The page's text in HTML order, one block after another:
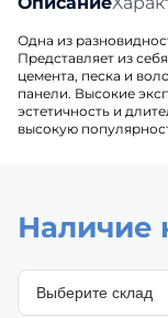
Одна из
Представляет из
цемента, песка и
панели. Высокие
эстетичность и
высокую
Наличие